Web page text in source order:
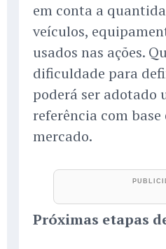
em conta a
veículos,
usados nas ações.
dificuldade para
poderá ser adotado
referência com base
mercado.
Próximas etapas